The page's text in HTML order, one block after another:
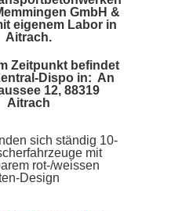
GmbH &
eigenem Labor in
Aitrach.
Zeitpunkt befindet
Dispo in: An
12, 88319
Aitrach
sich ständig 10-
mit
rot-/weissen
Design